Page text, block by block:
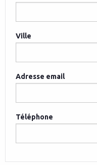
Ville
Adresse email
Téléphone